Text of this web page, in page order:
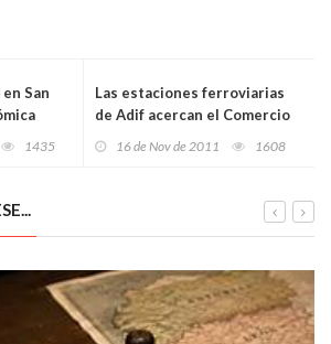
San
1435
Las estaciones ferroviarias
de Adif acercan el Comercio
16 de Nov de 2011 1608